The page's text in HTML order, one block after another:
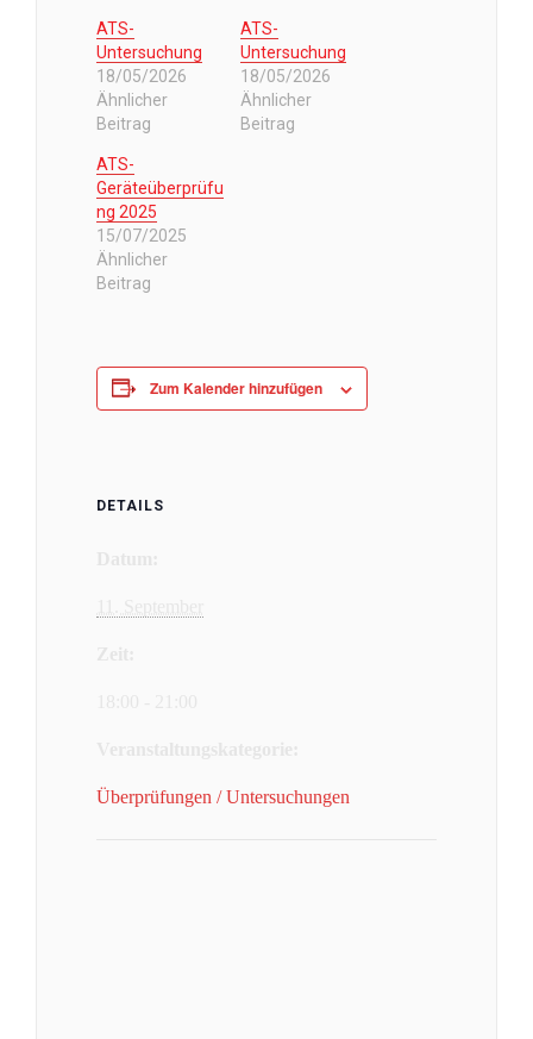
ATS-
Untersuchung
18/05/2026
Ähnlicher
Beitrag
ATS-
Untersuchung
18/05/2026
Ähnlicher
Beitrag
ATS-
Geräteüberprüfu
ng 2025
15/07/2025
Ähnlicher
Beitrag
Zum Kalender hinzufügen
DETAILS
Überprüfungen / Untersuchungen